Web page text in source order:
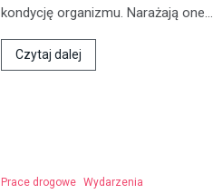
kondycję organizmu. Narażają one…
Czytaj dalej
Prace drogowe Wydarzenia